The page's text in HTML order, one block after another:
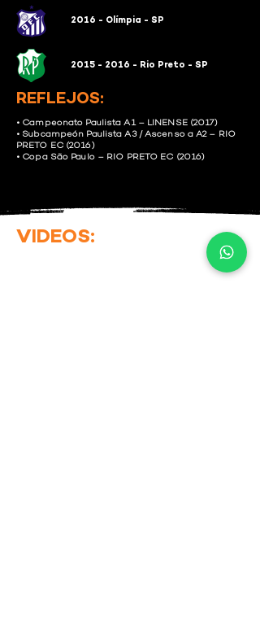
2016 - Olímpia - SP
2015 - 2016 - Rio Preto - SP
REFLEJOS:
• Campeonato Paulista A1 – LINENSE (2017)
• Subcampeón Paulista A3 / Ascenso a A2 – RIO
PRETO EC (2016)
• Copa São Paulo – RIO PRETO EC (2016)
VIDEOS: